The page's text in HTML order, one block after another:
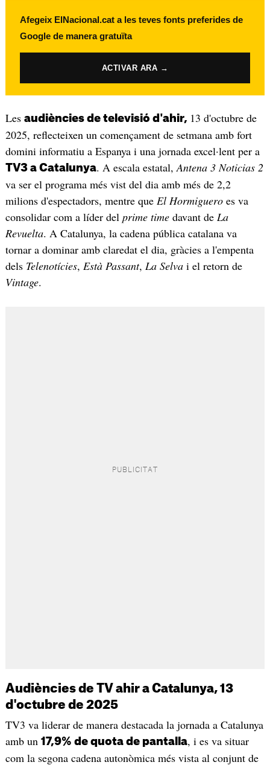
Afegeix ElNacional.cat a les teves fonts preferides de
Google de manera gratuïta
ACTIVAR ARA →
Les audiències de televisió d'ahir, 13 d'octubre de
2025, reflecteixen un començament de setmana amb fort
domini informatiu a Espanya i una jornada excel·lent per a
TV3 a Catalunya. A escala estatal,Antena 3 Noticias 2
va ser el programa més vist del dia amb més de 2,2
milions d'espectadors, mentre que El Hormigueroes va
consolidar com a líder del prime timedavant de La
Revuelta. A Catalunya, la cadena pública catalana va
tornar a dominar amb claredat el dia, gràcies a l'empenta
dels Telenotícies, Està Passant, La Selvai el retorn de
Vintage.
Audiències de TV ahir a Catalunya, 13
d'octubre de 2025
TV3 va liderar de manera destacada la jornada a Catalunya
amb un 17,9% de quota de pantalla, i es va situar
com la segona cadena autonòmica més vista al conjunt de